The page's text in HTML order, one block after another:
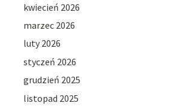
kwiecień 2026
marzec 2026
luty 2026
styczeń 2026
grudzień 2025
listopad 2025